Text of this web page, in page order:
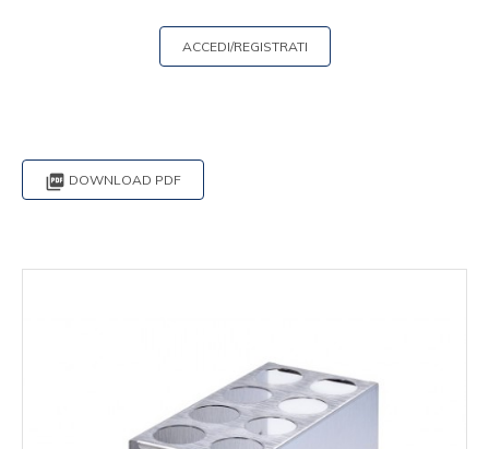
ACCEDI/REGISTRATI
 DOWNLOAD PDF